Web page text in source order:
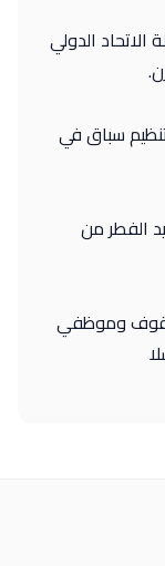
الدولي
تنظيم سباق في
الفطر من
وموظفي